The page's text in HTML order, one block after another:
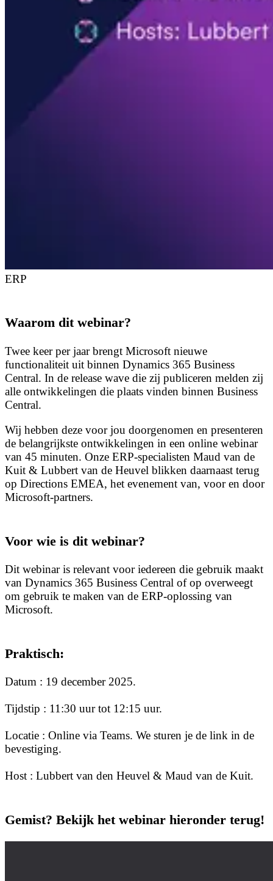
ERP
Waarom dit webinar?
Twee keer per jaar brengt Microsoft nieuwe
functionaliteit uit binnen Dynamics 365 Business
Central. In de release wave die zij publiceren melden zij
alle ontwikkelingen die plaats vinden binnen Business
Central.
Wij hebben deze voor jou doorgenomen en presenteren
de belangrijkste ontwikkelingen in een online webinar
van 45 minuten. Onze ERP-specialisten Maud van de
Kuit & Lubbert van de Heuvel blikken daarnaast terug
op Directions EMEA, het evenement van, voor en door
Microsoft-partners.
Voor wie is dit webinar?
Dit webinar is relevant voor iedereen die gebruik maakt
van Dynamics 365 Business Central of op overweegt
om gebruik te maken van de ERP-oplossing van
Microsoft.
Praktisch:
Datum : 19 december 2025.
Tijdstip : 11:30 uur tot 12:15 uur.
Locatie : Online via Teams. We sturen je de link in de
bevestiging.
Host : Lubbert van den Heuvel & Maud van de Kuit.
Gemist? Bekijk het webinar hieronder terug!